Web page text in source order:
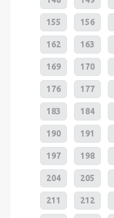
155 156
162 163
169 170
176 177
183 184
190 191
197 198
204 205
211 212